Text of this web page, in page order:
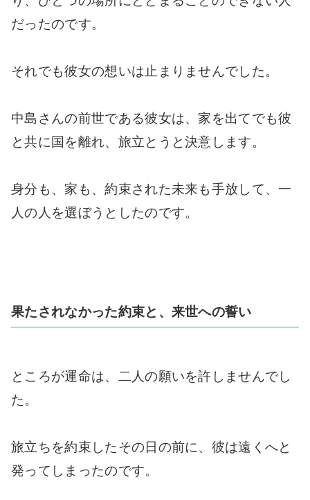
だったのです。
それでも彼女の想いは止まりませんでした。
中島さんの前世である彼女は、家を出てでも彼
と共に国を離れ、旅立とうと決意します。
身分も、家も、約束された未来も手放して、一
人の人を選ぼうとしたのです。
果たされなかった約束と、来世への誓い
ところが運命は、二人の願いを許しませんでし
た。
旅立ちを約束したその日の前に、彼は遠くへと
発ってしまったのです。